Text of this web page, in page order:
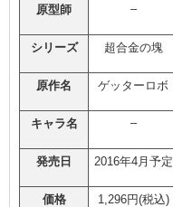
原型師 –
シリーズ 超合金の塊
原作名 ゲッターロボ
キャラ名 –
発売日 2016年4月予定
価格 1,296円(税込)